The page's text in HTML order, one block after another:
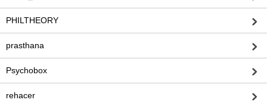
PHILTHEORY
prasthana
Psychobox
rehacer